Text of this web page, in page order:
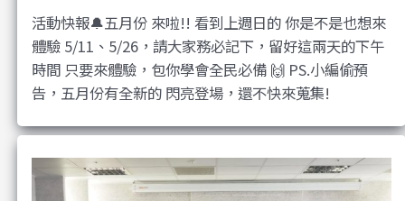
活動快報🔔五月份 來啦!! 看到上週日的 你是不是也想來
體驗 5/11、5/26，請大家務必記下，留好這兩天的下午
時間 只要來體驗，包你學會全民必備 🙌 PS.小編偷預
告，五月份有全新的 閃亮登場，還不快來蒐集!